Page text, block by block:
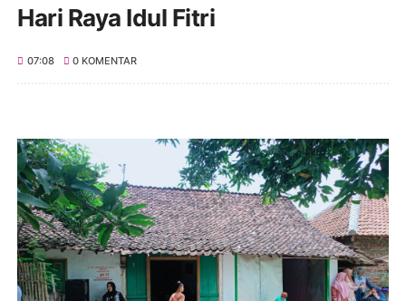
Hari Raya Idul Fitri
07:08 0 KOMENTAR